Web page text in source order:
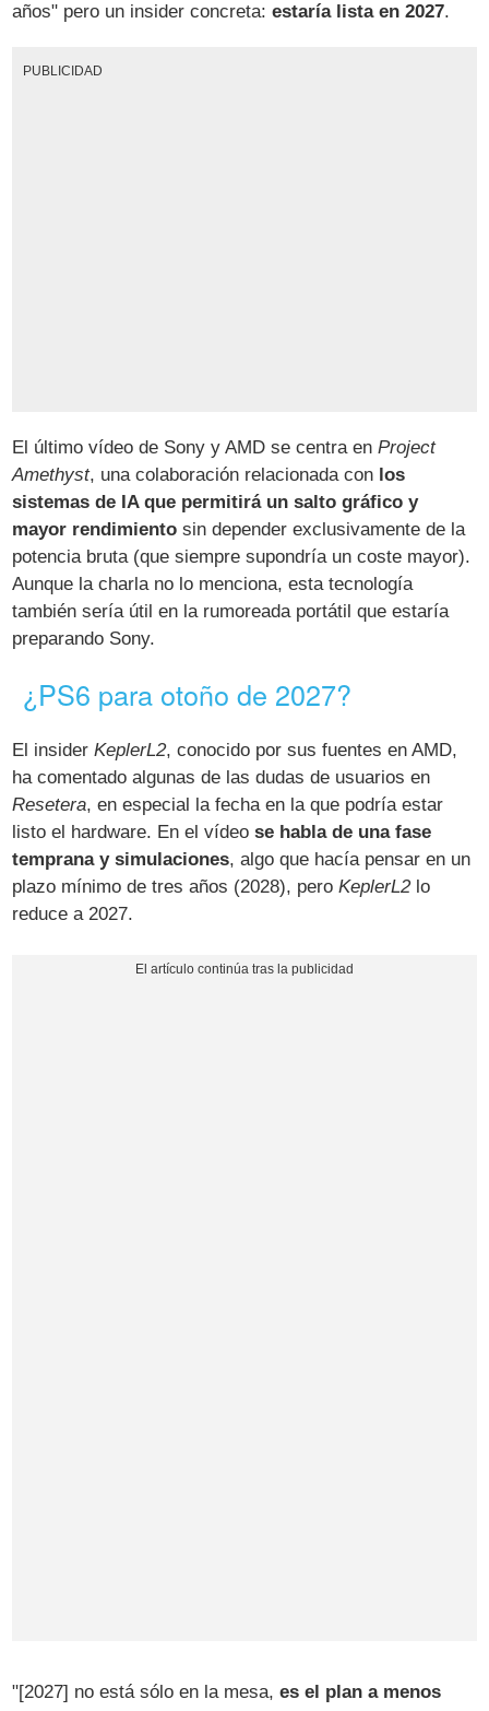
años" pero un insider concreta: estaría lista en 2027.
PUBLICIDAD
El último vídeo de Sony y AMD se centra enProject
Amethyst, una colaboración relacionada con los
sistemas de IA que permitirá un salto gráfico y
mayor rendimiento sin depender exclusivamente de la
potencia bruta (que siempre supondría un coste mayor).
Aunque la charla no lo menciona, esta tecnología
también sería útil en la rumoreada portátil que estaría
preparando Sony.
¿PS6 para otoño de 2027?
El insiderKeplerL2, conocido por sus fuentes en AMD,
ha comentado algunas de las dudas de usuarios en
Resetera, en especial la fecha en la que podría estar
listo el hardware. En el vídeose habla de una fase
temprana y simulaciones, algo que hacía pensar en un
plazo mínimo de tres años (2028), peroKeplerL2lo
reduce a 2027.
"[2027] no está sólo en la mesa,es el plan a menos